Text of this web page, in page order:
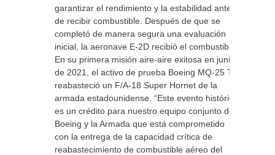
garantizar el rendimiento y la estabilidad antes
de recibir combustible. Después de que se
completó de manera segura una evaluación
inicial, la aeronave E-2D recibió el combustible.
En su primera misión aire-aire exitosa en junio
de 2021, el activo de prueba Boeing MQ-25 T1
reabasteció un F/A-18 Super Hornet de la
armada estadounidense. “Este evento histórico
es un crédito para nuestro equipo conjunto de
Boeing y la Armada que está comprometido
con la entrega de la capacidad crítica de
reabastecimiento de combustible aéreo del